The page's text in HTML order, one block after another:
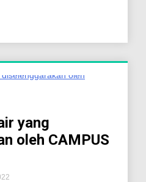
yang
oleh CAMPUS